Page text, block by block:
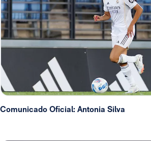
Comunicado Oficial: Antonia Silva